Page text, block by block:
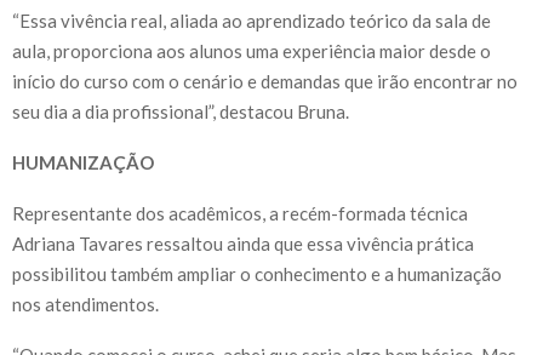
“Essa vivência real, aliada ao aprendizado teórico da sala de
aula, proporciona aos alunos uma experiência maior desde o
início do curso com o cenário e demandas que irão encontrar no
seu dia a dia profissional”, destacou Bruna.
HUMANIZAÇÃO
Representante dos acadêmicos, a recém-formada técnica
Adriana Tavares ressaltou ainda que essa vivência prática
possibilitou também ampliar o conhecimento e a humanização
nos atendimentos.